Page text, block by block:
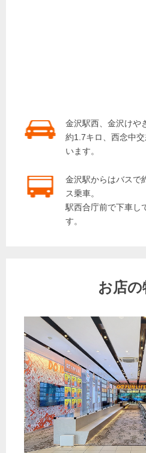
金沢駅西、金沢けや
約1.7キロ、西念中
います。
金沢駅からはバスで
ス乗車。
駅西合庁前で下車し
す。
お店の